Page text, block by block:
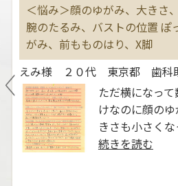
＜悩み＞顔のゆがみ、大きさ
腕のたるみ、バストの位置 ぽ
がみ、前もものはり、X脚
えみ様 ２０代 東京都 歯科
ただ横になっ
けなのに顔の
きさも小さく
続きを読む